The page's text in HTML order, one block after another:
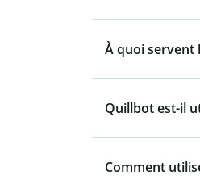
À quoi servent
Quillbot est-il
Comment